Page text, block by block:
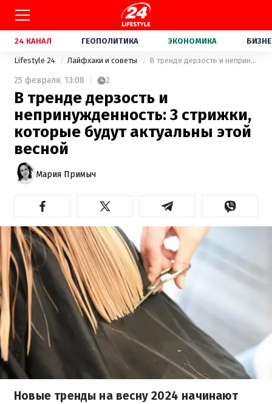
24 КАНАЛ ГЕОПОЛИТИКА ЭКОНОМИКА
Lifestyle 24 Лайфхаки и советы В тренде дерзость и непринужденность: 3 стрижки, которые будут актуальны этой весной
25 февраля, 13:08 2
В тренде дерзость и
непринужденность: 3 стрижки,
которые будут актуальны этой
весной
Мария Примыч
Новые тренды на весну 2024 начинают